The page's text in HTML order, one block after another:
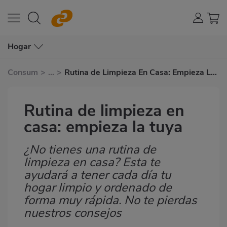
Hogar
Consum > ... > Rutina de Limpieza En Casa: Empieza La
Rutina de limpieza en
casa: empieza la tuya
Subtítulo
¿No tienes una rutina de
limpieza en casa? Esta te
ayudará a tener cada día tu
hogar limpio y ordenado de
forma muy rápida. No te pierdas
nuestros consejos